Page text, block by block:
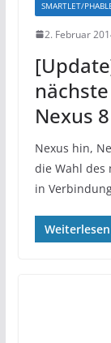
SMARTLET/
2. Februar
Nexus 8
Nexus hin,
die Wahl des
in
Weiterlesen